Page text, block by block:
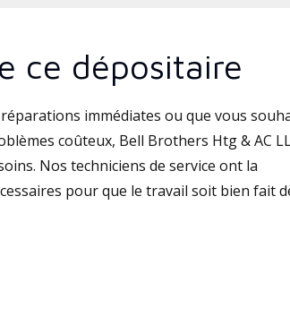
ce dépositaire
immédiates ou que vous
coûteux, Bell Brothers Htg & AC
Nos techniciens de service ont la
pour que le travail soit bien fait